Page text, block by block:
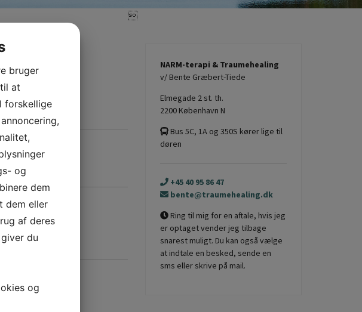
NARM-terapi & Traumehealing
v/ Bente Græbert-Tiede
Elmegade 2 st. th.
2200 København N
Bus 5C, 1A og 350S kører lige til
døren
+45 40 95 86 47
bente@traumehealing.dk
Ring til mig for en aftale, hvis jeg
er optaget vender jeg tilbage
snarest muligt. Du kan også vælge
at indtale en besked, sende en
sms eller skrive på mail.

bruger
at
forskellige
og
dem
dem eller
af deres
du
og